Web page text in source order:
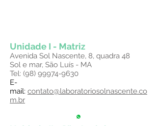
Unidade I - Matriz
Avenida Sol Nascente, 8, quadra 48
Sol e mar, São Luís - MA
Tel: (98) 99974-9630
​E-
mail: contato@laboratoriosolnascente.co
m.br